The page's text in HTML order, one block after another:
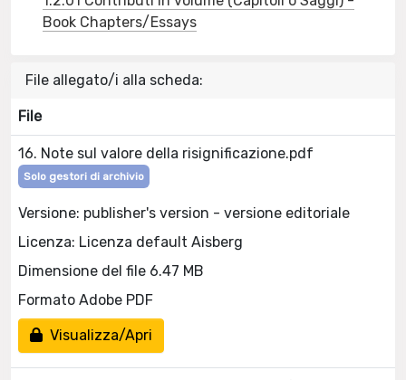
Book Chapters/Essays
File allegato/i alla scheda:
File
16. Note sul valore della risignificazione.pdf
Solo gestori di archivio
Versione: publisher's version - versione editoriale
Licenza: Licenza default Aisberg
Dimensione del file 6.47 MB
Formato Adobe PDF
Visualizza/Apri